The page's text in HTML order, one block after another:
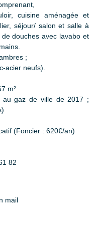
cuisine aménagée et
séjour/ salon et salle à
douches avec lavabo et
;
acier neufs).
m²
au gaz de ville de 2017 ;
(Foncier : 620€/an)
82
mail